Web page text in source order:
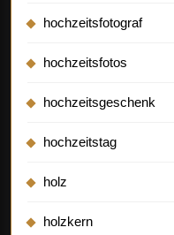
hochzeitsfotograf
hochzeitsfotos
hochzeitsgeschenk
hochzeitstag
holz
holzkern